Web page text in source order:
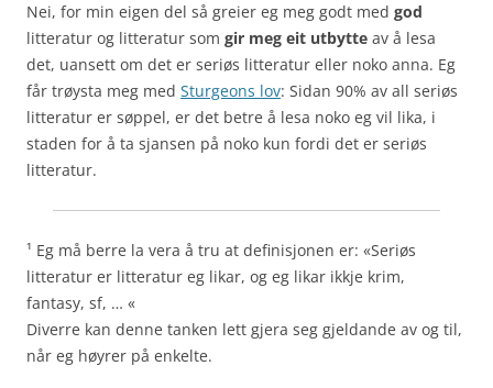
Nei, for min eigen del så greier eg meg godt med god
litteratur og litteratur som gir meg eit utbytte av å lesa
det, uansett om det er seriøs litteratur eller noko anna. Eg
får trøysta meg med Sturgeons lov: Sidan 90% av all seriøs
litteratur er søppel, er det betre å lesa noko eg vil lika, i
staden for å ta sjansen på noko kun fordi det er seriøs
litteratur.
¹ Eg må berre la vera å tru at definisjonen er: «Seriøs
litteratur er litteratur eg likar, og eg likar ikkje krim,
fantasy, sf, … «
Diverre kan denne tanken lett gjera seg gjeldande av og til,
når eg høyrer på enkelte.